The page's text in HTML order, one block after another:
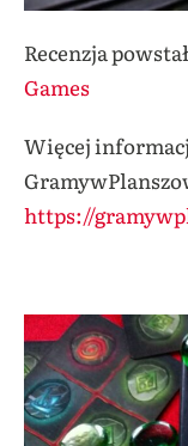
Recenzja
Games
Więcej
https://